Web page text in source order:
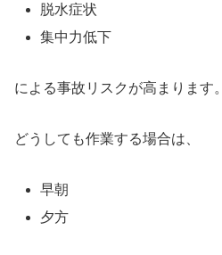
脱水症状
集中力低下
による事故リスクが高まります。
どうしても作業する場合は、
早朝
夕方